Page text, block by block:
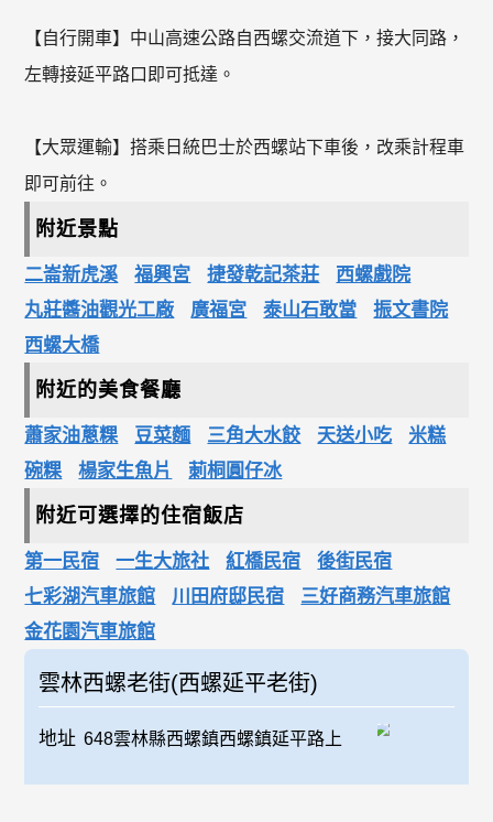
【自行開車】中山高速公路自西螺交流道下，接大同路，
左轉接延平路口即可抵達。
【大眾運輸】搭乘日統巴士於西螺站下車後，改乘計程車
即可前往。
附近景點
二崙新虎溪 福興宮 捷發乾記茶莊
西螺戲院
丸莊醬油觀光工廠
廣福宮 泰山石敢當
振文書院
西螺大橋
附近的美食餐廳
蕭家油蔥粿 豆菜麵 三角大水餃 天送小吃
米糕
碗粿
楊家生魚片 莿桐圓仔冰
附近可選擇的住宿飯店
第一民宿 一生大旅社 紅橋民宿
後街民宿
七彩湖汽車旅館
川田府邸民宿
三好商務汽車旅館
金花園汽車旅館
雲林西螺老街(西螺延平老街)
地址 648雲林縣西螺鎮西螺鎮延平路上